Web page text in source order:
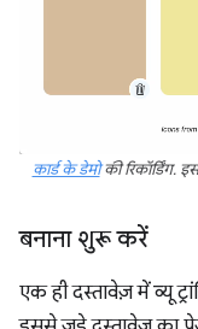
कार्ड के डेमोकी रिकॉर्डिंग.
बनाना शुरू करें
एक ही दस्तावेज़ में व्यू